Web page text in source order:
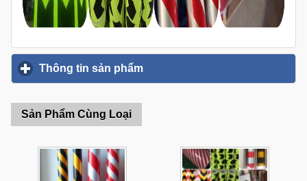
Thông tin sản phẩm
Sản Phẩm Cùng Loại